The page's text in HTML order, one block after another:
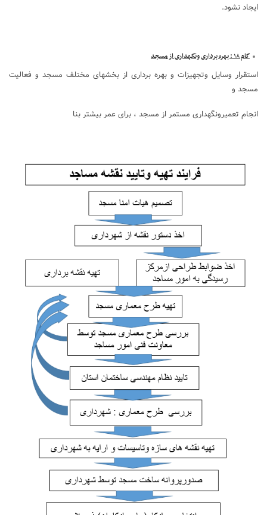
ایجاد نشود.
گام ۱۸ : بهره برداری ونگهداری از مسجد
استقرار وسایل وتجهیزات و بهره برداری از بخشهای مختلف مسجد و فعالیت
مسجد و
انجام تعمیرونگهداری مستمر از مسجد ، برای عمر بیشتر بنا